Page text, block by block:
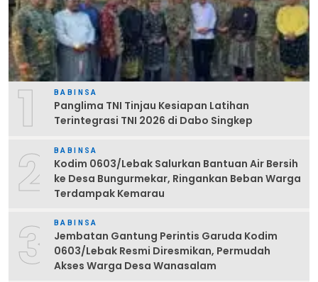
1 BABINSA
Panglima TNI Tinjau Kesiapan Latihan
Terintegrasi TNI 2026 di Dabo Singkep
2 BABINSA
Kodim 0603/Lebak Salurkan Bantuan Air Bersih
ke Desa Bungurmekar, Ringankan Beban Warga
Terdampak Kemarau
3 BABINSA
Jembatan Gantung Perintis Garuda Kodim
0603/Lebak Resmi Diresmikan, Permudah
Akses Warga Desa Wanasalam